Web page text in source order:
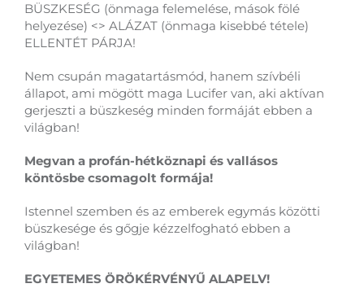
BÜSZKESÉG (önmaga felemelése, mások fölé
helyezése) <> ALÁZAT (önmaga kisebbé tétele)
ELLENTÉT PÁRJA!
Nem csupán magatartásmód, hanem szívbéli
állapot, ami mögött maga Lucifer van, aki aktívan
gerjeszti a büszkeség minden formáját ebben a
világban!
Megvan a profán-hétköznapi és vallásos
köntösbe csomagolt formája!
Istennel szemben és az emberek egymás közötti
büszkesége és gőgje kézzelfogható ebben a
világban!
EGYETEMES ÖRÖKÉRVÉNYŰ ALAPELV!